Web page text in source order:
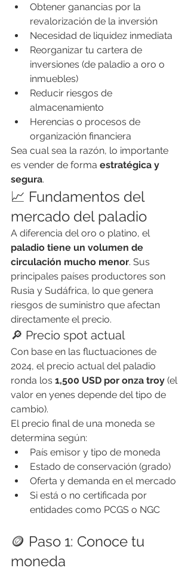
Obtener ganancias por la
revalorización de la inversión
Necesidad de liquidez inmediata
Reorganizar tu cartera de
inversiones (de paladio a oro o
inmuebles)
Reducir riesgos de
almacenamiento
Herencias o procesos de
organización financiera
Sea cual sea la razón, lo importante
es vender de forma estratégica y
segura.
📈 Fundamentos del
mercado del paladio
A diferencia del oro o platino, el
paladio tiene un volumen de
circulación mucho menor. Sus
principales países productores son
Rusia y Sudáfrica, lo que genera
riesgos de suministro que afectan
directamente el precio.
🔎 Precio spot actual
Con base en las fluctuaciones de
2024, el precio actual del paladio
ronda los 1,500 USD por onza troy (el
valor en yenes depende del tipo de
cambio).
El precio final de una moneda se
determina según:
País emisor y tipo de moneda
Estado de conservación (grado)
Oferta y demanda en el mercado
Si está o no certificada por
entidades como PCGS o NGC
🪙 Paso 1: Conoce tu
moneda